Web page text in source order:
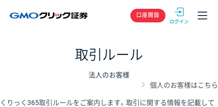
GMOクリック
口座開設
取引ルール
法人のお客様
個人のお客様はこちら
くりっく365取引ルールをご案内します。取引に関する情報を記載して